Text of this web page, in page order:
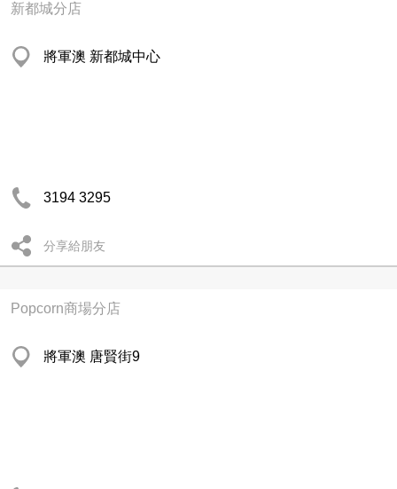
新都城分店
將軍澳 新都城中心
3194 3295
分享給朋友
Popcorn商場分店
將軍澳 唐賢街9